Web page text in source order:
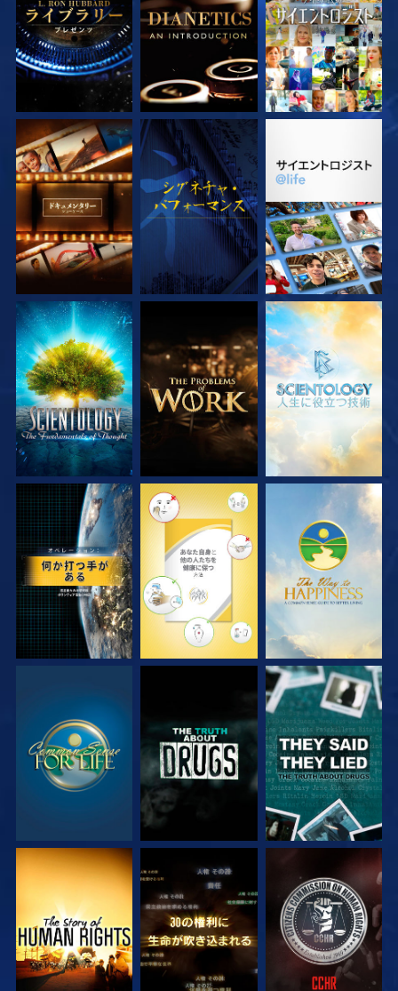
シリーズを探求 観る シリーズを探求
シリーズを探求 シリーズを探求 シリーズを探求
観る 観る 観る
観る 観る 観る
観る 観る 観る